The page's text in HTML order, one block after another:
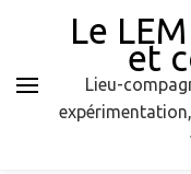
Le
et
Lieu-